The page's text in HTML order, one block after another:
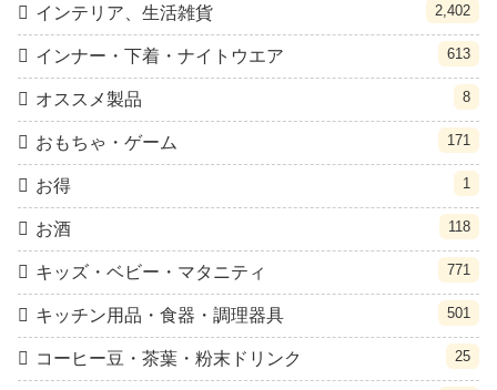
インテリア、生活雑貨 2,402
インナー・下着・ナイトウエア 613
オススメ製品 8
おもちゃ・ゲーム 171
お得 1
お酒 118
キッズ・ベビー・マタニティ 771
キッチン用品・食器・調理器具 501
コーヒー豆・茶葉・粉末ドリンク 25